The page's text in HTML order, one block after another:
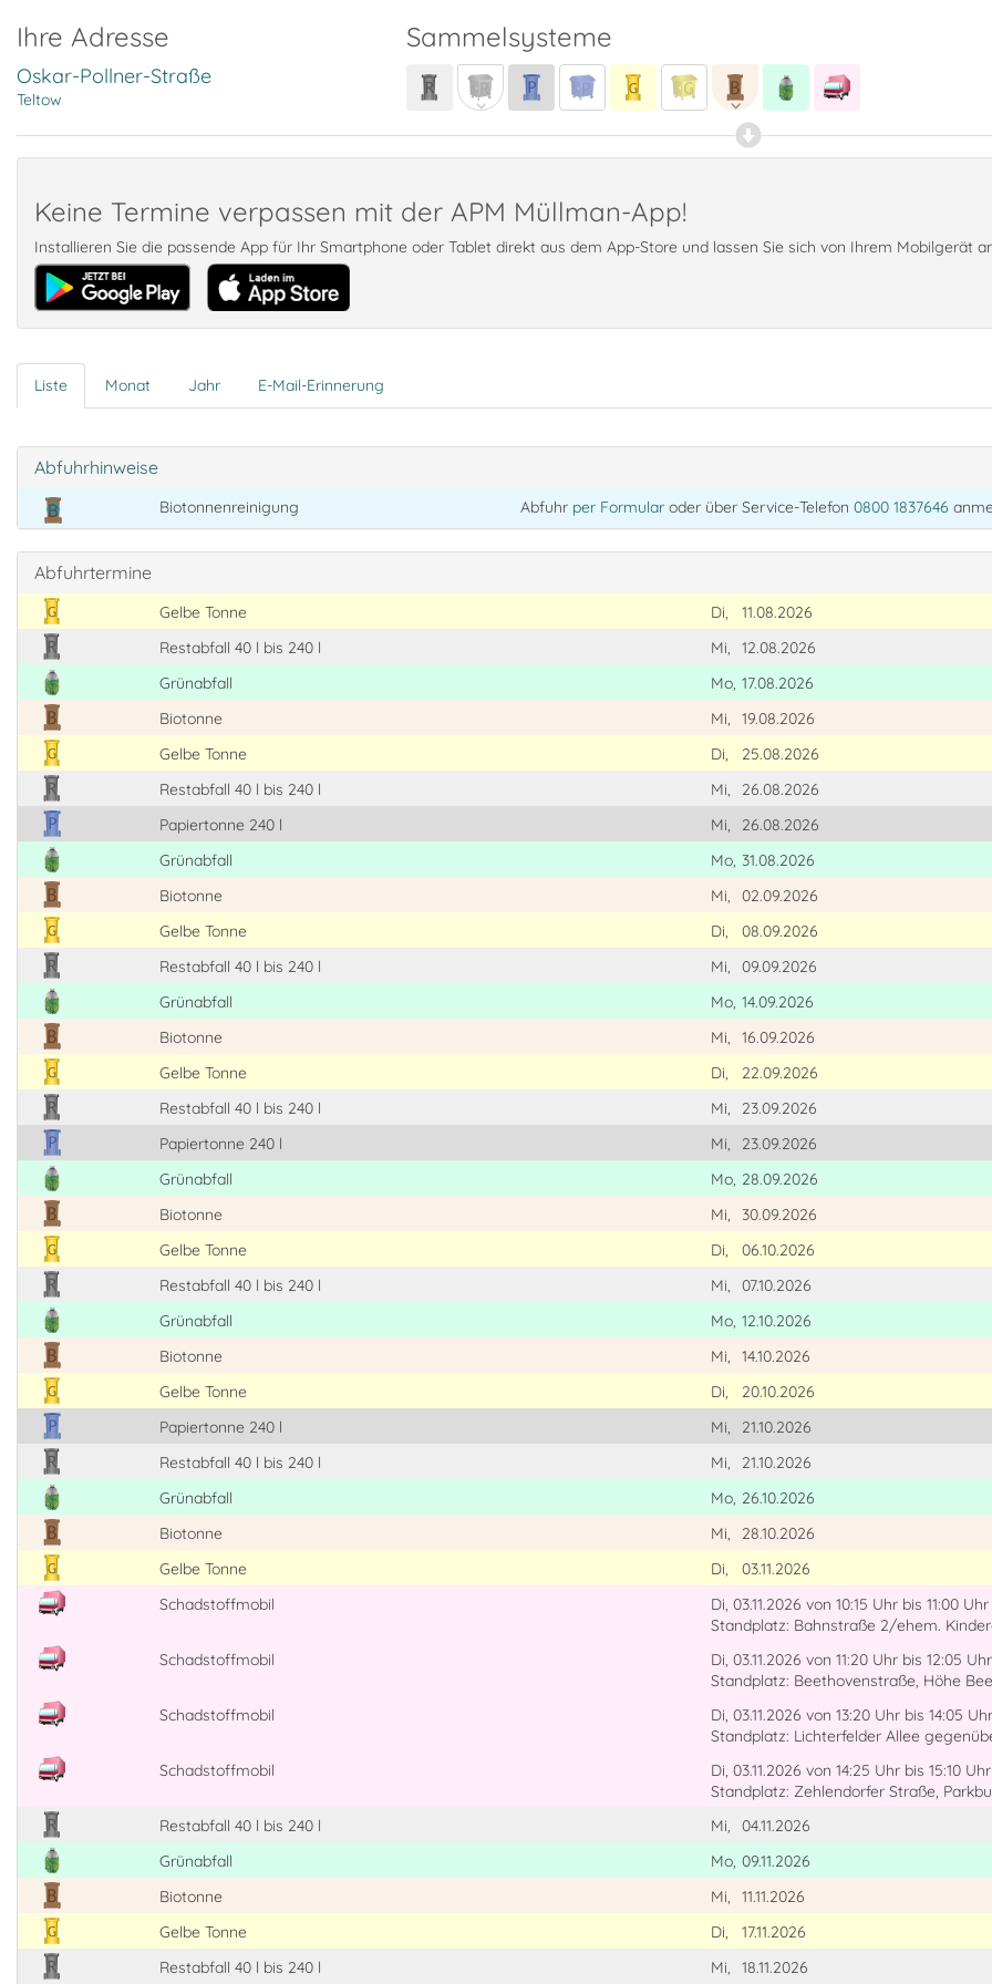
Ihre Adresse
Oskar-Pollner-Straße
Teltow
Sammelsysteme
Keine Termine verpassen mit der APM Müllman-App!
Installieren Sie die passende App für Ihr Smartphone oder Tablet direkt aus dem App-Store und lassen Sie sich von Ihrem Mobilgerät
Liste Monat Jahr E-Mail-Erinnerung
Abfuhrhinweise
Biotonnenreinigung Abfuhr per Formularoder über Service-Telefon 0800 1837646
Abfuhrtermine
Gelbe Tonne Di,
11.08.2026
Restabfall 40 l bis 240 l
Mi,
12.08.2026
Grünabfall
Mo, 17.08.2026
Biotonne
Mi,
19.08.2026
Gelbe Tonne
Di,
25.08.2026
Restabfall 40 l bis 240 l
Mi,
26.08.2026
Papiertonne 240 l
Mi,
26.08.2026
Grünabfall
Mo, 31.08.2026
Biotonne
Mi,
02.09.2026
Gelbe Tonne
Di,
08.09.2026
Restabfall 40 l bis 240 l
Mi,
09.09.2026
Grünabfall
Mo, 14.09.2026
Biotonne
Mi,
16.09.2026
Gelbe Tonne
Di,
22.09.2026
Restabfall 40 l bis 240 l
Mi,
23.09.2026
Papiertonne 240 l
Mi,
23.09.2026
Grünabfall
Mo, 28.09.2026
Biotonne
Mi,
30.09.2026
Gelbe Tonne
Di,
06.10.2026
Restabfall 40 l bis 240 l
Mi,
07.10.2026
Grünabfall
Mo, 12.10.2026
Biotonne
Mi,
14.10.2026
Gelbe Tonne
Di,
20.10.2026
Papiertonne 240 l
Mi,
21.10.2026
Restabfall 40 l bis 240 l
Mi,
21.10.2026
Grünabfall
Mo, 26.10.2026
Biotonne
Mi,
28.10.2026
Gelbe Tonne
Di,
03.11.2026
Schadstoffmobil
Di, 03.11.2026 von 10:15 Uhr bis 11:00 Uhr
Standplatz: Bahnstraße 2/ehem.
Schadstoffmobil
Di, 03.11.2026 von 11:20 Uhr bis 12:05 Uhr
Standplatz: Beethovenstraße, Höhe
Schadstoffmobil
Di, 03.11.2026 von 13:20 Uhr bis 14:05 Uhr
Standplatz: Lichterfelder Allee
Schadstoffmobil
Di, 03.11.2026 von 14:25 Uhr bis 15:10 Uhr
Standplatz: Zehlendorfer Straße,
Restabfall 40 l bis 240 l
Mi,
04.11.2026
Grünabfall
Mo, 09.11.2026
Biotonne
Mi,
11.11.2026
Gelbe Tonne
Di,
17.11.2026
Restabfall 40 l bis 240 l
Mi, 18.11.2026